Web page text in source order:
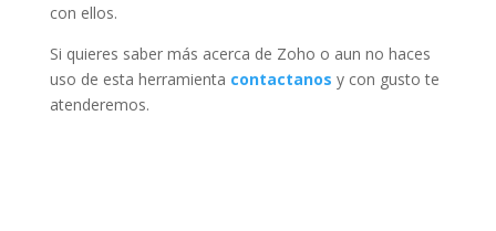
con ellos.
Si quieres saber más acerca de Zoho o aun no haces
uso de esta herramienta contactanos y con gusto te
atenderemos.